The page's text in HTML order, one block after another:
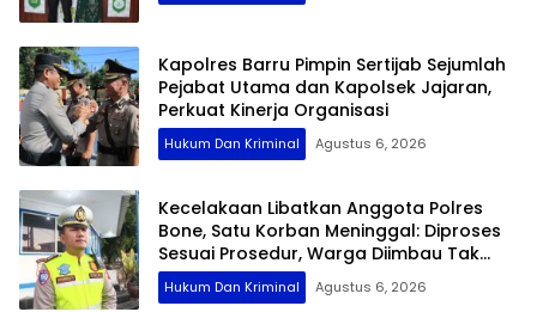
Kapolres Barru Pimpin Sertijab Sejumlah
Pejabat Utama dan Kapolsek Jajaran,
Perkuat Kinerja Organisasi
Hukum Dan Kriminal Agustus 6, 2026
Kecelakaan Libatkan Anggota Polres
Bone, Satu Korban Meninggal: Diproses
Sesuai Prosedur, Warga Diimbau Tak
Berspekulasi
Hukum Dan Kriminal Agustus 6, 2026